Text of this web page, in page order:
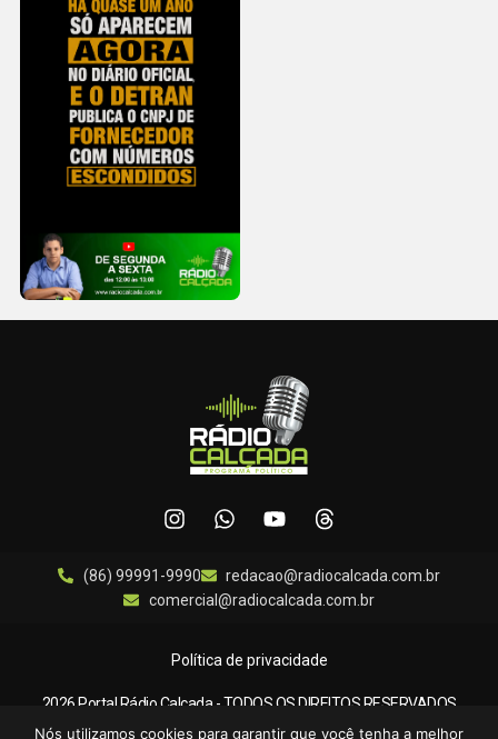
(86) 99991-9990
redacao@radiocalcada.com.br
comercial@radiocalcada.com.br
Política de privacidade
2026 Portal Rádio Calçada - TODOS OS DIREITOS RESERVADOS
Nós utilizamos cookies para garantir que você tenha a melhor